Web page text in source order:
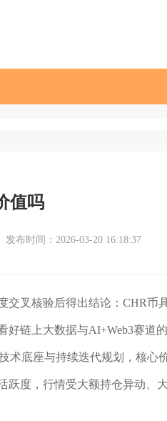
值吗
发布时间：2026-03-20 16:18:37
交叉核验后得出结论：CHR币
链上大数据与AI+Web3赛道
术底座与持续迭代规划，核心
跃度，行情受大额持仓异动、